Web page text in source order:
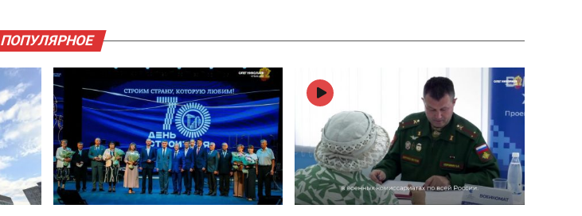
ПОПУЛЯРНОЕ